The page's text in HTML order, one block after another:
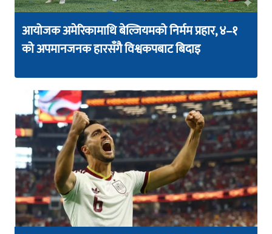
आयोजक अमेरिकामाथि बेल्जियमको निर्मम प्रहार, ४–१
को अपमानजनक हारसँगै विश्वकपबाट बिदाइ